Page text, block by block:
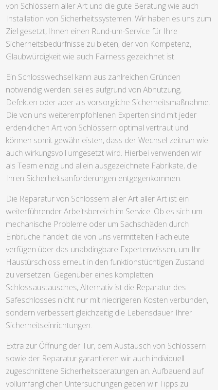
von Schlössern aller Art und die gute Beratung wie auch
Installation von Sicherheitssystemen. Wir haben es uns zum
Ziel gesetzt, Ihnen einen Rund-um-Service für Ihre
Sicherheitsbedürfnisse zu bieten, der von Kompetenz,
Glaubwürdigkeit wie auch Fairness gezeichnet ist.
Ein Schlosswechsel kann aus zahlreichen Gründen
notwendig werden: sei es aufgrund von Abnutzung,
Defekten oder aber als vorsorgliche Sicherheitsmaßnahme.
Die von uns weiterempfohlenen Experten sind mit jeder
erdenklichen Art von Schlössern optimal vertraut und
können somit gewährleisten, dass der Wechsel zeitnah wie
auch wirkungsvoll umgesetzt wird. Hierbei verwenden wir
als Team einzig und allein ausgezeichnete Fabrikate, die
Ihren Sicherheitsanforderungen entgegenkommen.
Die Reparatur von Schlössern aller Art aller Art ist ein
weiterführender Arbeitsbereich im Service. Ob es sich um
mechanische Probleme oder um Sachschäden durch
Einbrüche handelt: die von uns vermittelten Fachleute
verfügen über das unabdingbare Expertenwissen, um Ihr
Haustürschloss erneut in den funktionstüchtigen Zustand
zu versetzen. Gegenüber eines kompletten
Schlossaustausches, Alternativ ist die Reparatur des
Safeschlosses nicht nur mit niedrigeren Kosten verbunden,
sondern verbessert gleichzeitig die Lebensdauer Ihrer
Sicherheitseinrichtungen.
Extra zur Öffnung der Tür, dem Austausch von Schlössern
sowie der Reparatur garantieren wir auch individuell
zugeschnittene Sicherheitsberatungen an. Aufbauend auf
vollumfänglichen Untersuchungen geben wir Tipps zu